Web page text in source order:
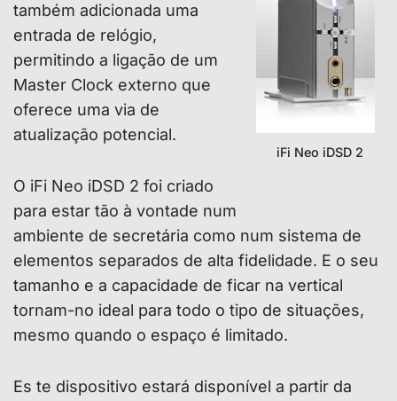
iFi Neo iDSD 2
também adicionada uma
entrada de relógio,
permitindo a ligação de um
Master Clock externo que
oferece uma via de
atualização potencial.
O iFi Neo iDSD 2 foi criado
para estar tão à vontade num
ambiente de secretária como num sistema de
elementos separados de alta fidelidade. E o seu
tamanho e a capacidade de ficar na vertical
tornam-no ideal para todo o tipo de situações,
mesmo quando o espaço é limitado.
Es te dispositivo estará disponível a partir da